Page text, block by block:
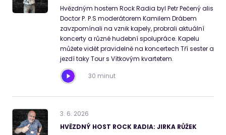
Hvězdným hostem Rock Radia byl Petr Pečený alis
Doctor P. P.S moderátorem Kamilem Drábem
zavzpomínali na vznik kapely, probrali aktuální
koncerty a různé hudební spolupráce. Kapelu
můžete vidět pravidelně na koncertech Tří sester a
jezdí taky Tour s Vítkovým kvartetem.
30 minut
3. 6. 2026
HVĚZDNÝ HOST ROCK RADIA: JIRKA RŮŽEK